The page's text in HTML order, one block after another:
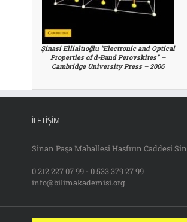
Şinasi Ellialtıoğlu “Electronic and Optical
Properties of d-Band Perovskites” –
Cambridge University Press – 2006
İLETIŞIM
Sinan Paşa Mahallesi Hasfırın Caddesi
0 212 227 07 99 - 0 533 379 27 99
info@bilimakademisi.org